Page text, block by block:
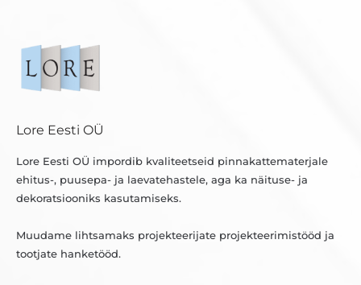
Lore Eesti OÜ
Lore Eesti OÜ impordib kvaliteetseid pinnakattematerjale
ehitus-, puusepa- ja laevatehastele, aga ka näituse- ja
dekoratsiooniks kasutamiseks.
Muudame lihtsamaks projekteerijate projekteerimistööd ja
tootjate hanketööd.